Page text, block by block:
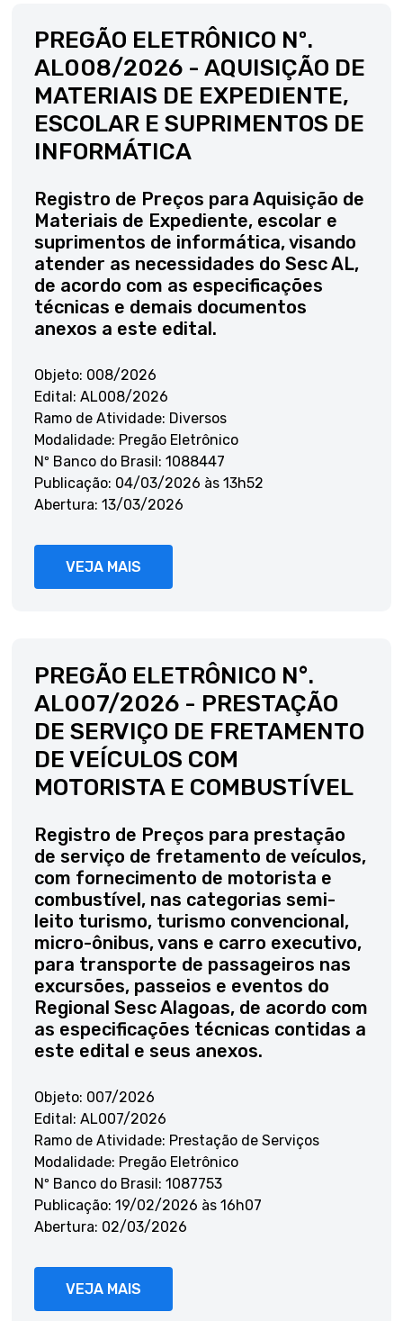
PREGÃO ELETRÔNICO Nº.
AL008/2026 - AQUISIÇÃO DE
MATERIAIS DE EXPEDIENTE,
ESCOLAR E SUPRIMENTOS DE
INFORMÁTICA
Registro de Preços para Aquisição de
Materiais de Expediente, escolar e
suprimentos de informática, visando
atender as necessidades do Sesc AL,
de acordo com as especificações
técnicas e demais documentos
anexos a este edital.
Objeto: 008/2026
Edital: AL008/2026
Ramo de Atividade: Diversos
Modalidade: Pregão Eletrônico
Nº Banco do Brasil: 1088447
Publicação: 04/03/2026 às 13h52
Abertura: 13/03/2026
VEJA MAIS
PREGÃO ELETRÔNICO N°.
AL007/2026 - PRESTAÇÃO
DE SERVIÇO DE FRETAMENTO
DE VEÍCULOS COM
MOTORISTA E COMBUSTÍVEL
Registro de Preços para prestação
de serviço de fretamento de veículos,
com fornecimento de motorista e
combustível, nas categorias semi-
leito turismo, turismo convencional,
micro-ônibus, vans e carro executivo,
para transporte de passageiros nas
excursões, passeios e eventos do
Regional Sesc Alagoas, de acordo com
as especificações técnicas contidas a
este edital e seus anexos.
Objeto: 007/2026
Edital: AL007/2026
Ramo de Atividade: Prestação de Serviços
Modalidade: Pregão Eletrônico
Nº Banco do Brasil: 1087753
Publicação: 19/02/2026 às 16h07
Abertura: 02/03/2026
VEJA MAIS